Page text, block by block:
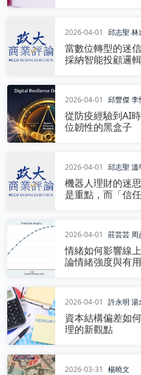
2026-04-01 邱志聖 林
當數位轉型的迷
採納智能投顧邏
2026-04-01 邱豐傑李
從防疫經驗到AI
位韌性的黑盒子
2026-04-01 邱志聖 溫
機器人理財的迷
是重點，而「信
2026-04-01 莊芸芸 周
情緒如何影響線
論情緒強度與有
2026-04-01 許永明 湯
資本結構偏差如
理的新觀點
2026-03-31 楊曉文